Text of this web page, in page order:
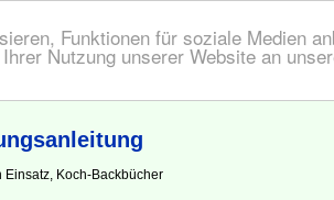
Funktionen für soziale Medien
Nutzung unserer Website an
Koch-Backbücher